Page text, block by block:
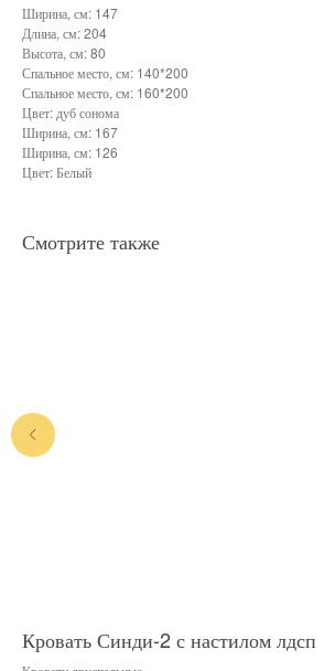
Ширина, см: 147
Длина, см: 204
Высота, см: 80
Спальное место, см: 140*200
Спальное место, см: 160*200
Цвет: дуб сонома
Ширина, см: 167
Ширина, см: 126
Цвет: Белый
Смотрите также
Кровать Синди-2 с настилом лдсп